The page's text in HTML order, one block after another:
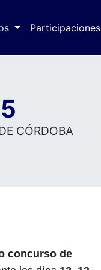
Participaciones
CÓRDOBA
concurso de